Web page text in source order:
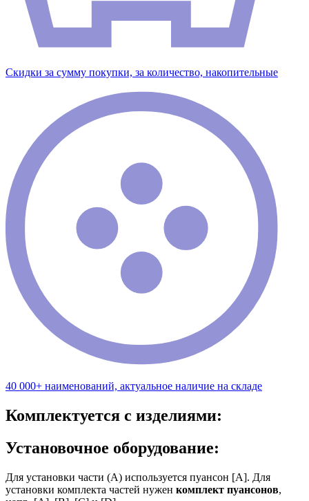
Скидки за сумму покупки, за количество, накопительные
40 000+ наименований, актуальное наличие на складе
Комплектуется с изделиями:
Установочное оборудование:
Для установки части (А) используется пуансон [А]. Для
установки комплекта частей нужен комплект пуансонов,